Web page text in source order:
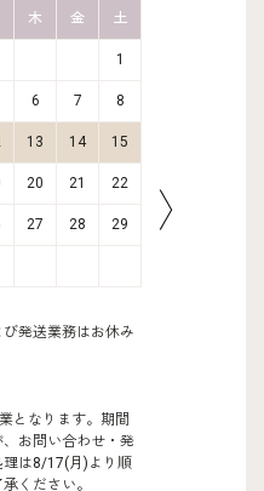
木 金 土
1
6 7 8
13 14 15
20 21 22
27 28 29
発送業務はお休み
となります。期間
お問い合わせ・発
は8/17(月)より順
ください。